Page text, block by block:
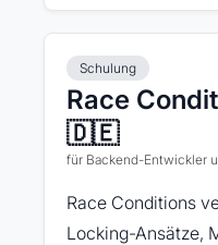
Schulung
Race
🇩🇪
für Backend-Entwickler
Race Conditions
Locking-Ansätze,